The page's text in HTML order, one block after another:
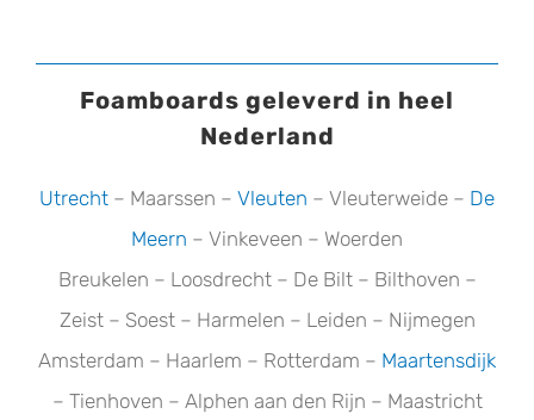
Foamboards geleverd in heel
Nederland
Utrecht – Maarssen – Vleuten – Vleuterweide – De
Meern – Vinkeveen – Woerden
Breukelen – Loosdrecht – De Bilt – Bilthoven –
Zeist – Soest – Harmelen – Leiden – Nijmegen
Amsterdam – Haarlem – Rotterdam – Maartensdijk
– Tienhoven – Alphen aan den Rijn – Maastricht